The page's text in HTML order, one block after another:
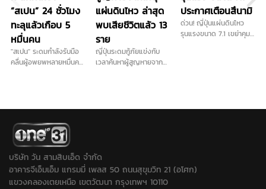
“สเปน” 24 ชั่วโมง
ทะลุแล้วเกือบ 5
หมื่นคน
"สเปน" ระดมกำลังรับมือ
คลื่นผู้อพยพหลายหมื่นคน
แผ่นดินไหว ล่าสุด
พบเสียชีวิตแล้ว 13
ราย
ญี่ปุ่นระดมกู้ภัยแข่งกับ
เวลาค้นหาผู้สูญหายจาก
ประกาศเตือนสึนามิ
ด่วน! ญี่ปุ่นแผ่นดินไหว
รุนแรงขนาด 7.1 เขย่าคุมา
บริษัท วัน สามสิบเอ็ด จำกัด
อาคารจีเอ็มเอ็ม แกรมมี่ เพลส 50 ถนนสุขุมวิท 21 (อโศก)
แขวงคลองเตยเหนือ เขตวัฒนา กรุงเทพฯ 10110